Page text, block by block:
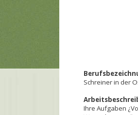
Schreiner in der
Ihre Aufgaben